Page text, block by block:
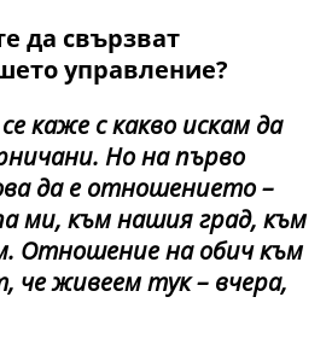
да свързват
управление?
каже с какво искам да
Но на първо
да е отношението –
ми, към нашия град, към
Отношение на обич към
че живеем тук – вчера,